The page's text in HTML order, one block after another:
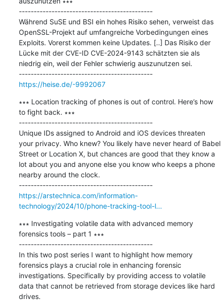
---------------------------------------------
Während SuSE und BSI ein hohes Risiko sehen, verweist das
OpenSSL-Projekt auf umfangreiche Vorbedingungen eines
Exploits. Vorerst kommen keine Updates. [..] Das Risiko der
Lücke mit der CVE-ID CVE-2024-9143 schätzten sie als
niedrig ein, weil der Fehler schwierig auszunutzen sei.
---------------------------------------------
https://heise.de/-9992067
∗∗∗ Location tracking of phones is out of control. Here’s how
to fight back. ∗∗∗
---------------------------------------------
Unique IDs assigned to Android and iOS devices threaten
your privacy. Who knew? You likely have never heard of Babel
Street or Location X, but chances are good that they know a
lot about you and anyone else you know who keeps a phone
nearby around the clock.
---------------------------------------------
https://arstechnica.com/information-
technology/2024/10/phone-tracking-tool-l...
∗∗∗ Investigating volatile data with advanced memory
forensics tools – part 1 ∗∗∗
---------------------------------------------
In this two post series I want to highlight how memory
forensics plays a crucial role in enhancing forensic
investigations. Specifically by providing access to volatile
data that cannot be retrieved from storage devices like hard
drives.